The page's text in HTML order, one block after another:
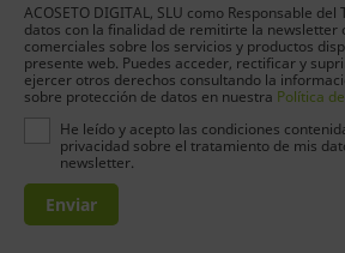
ACOSETO DIGITAL, SLU como Responsable
datos con la finalidad de remitirte la newsletter
comerciales sobre los servicios y productos
presente web. Puedes acceder, rectificar y
ejercer otros derechos consultando la
sobre protección de datos en nuestra Política
He leído y acepto las condiciones
privacidad sobre el tratamiento de mis
newsletter.
Enviar